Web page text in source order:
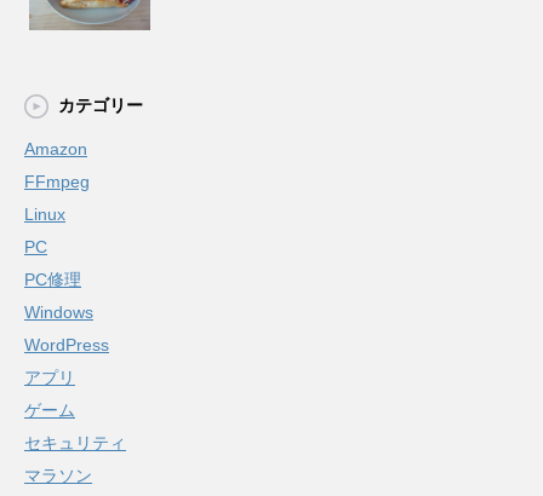
カテゴリー
Amazon
FFmpeg
Linux
PC
PC修理
Windows
WordPress
アプリ
ゲーム
セキュリティ
マラソン